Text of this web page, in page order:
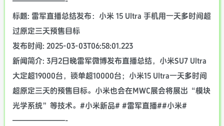
标题: 雷军直播总结发布：小米 15 Ultra 手机用一天多时间超
过原定三天预售目标
发布时间: 2025-03-03T06:58:01.223
新闻简介: 3月2日晚雷军微博发布直播总结，小米SU7 Ultra
大定超19000台，锁单超10000台；小米15 Ultra一天多时间
超原定三天的预售目标。小米也会在MWC展会将展出“模块
光学系统”等技术。#小米新品# #雷军直播##小米#
———————-